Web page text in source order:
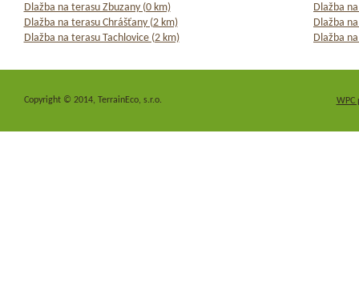
Dlažba na terasu Zbuzany (0 km)
Dlažba
Dlažba na terasu Chrášťany (2 km)
Dlažba
Dlažba na terasu Tachlovice (2 km)
Dlažba
WPC
Copyright © 2014, TerrainEco, s.r.o.